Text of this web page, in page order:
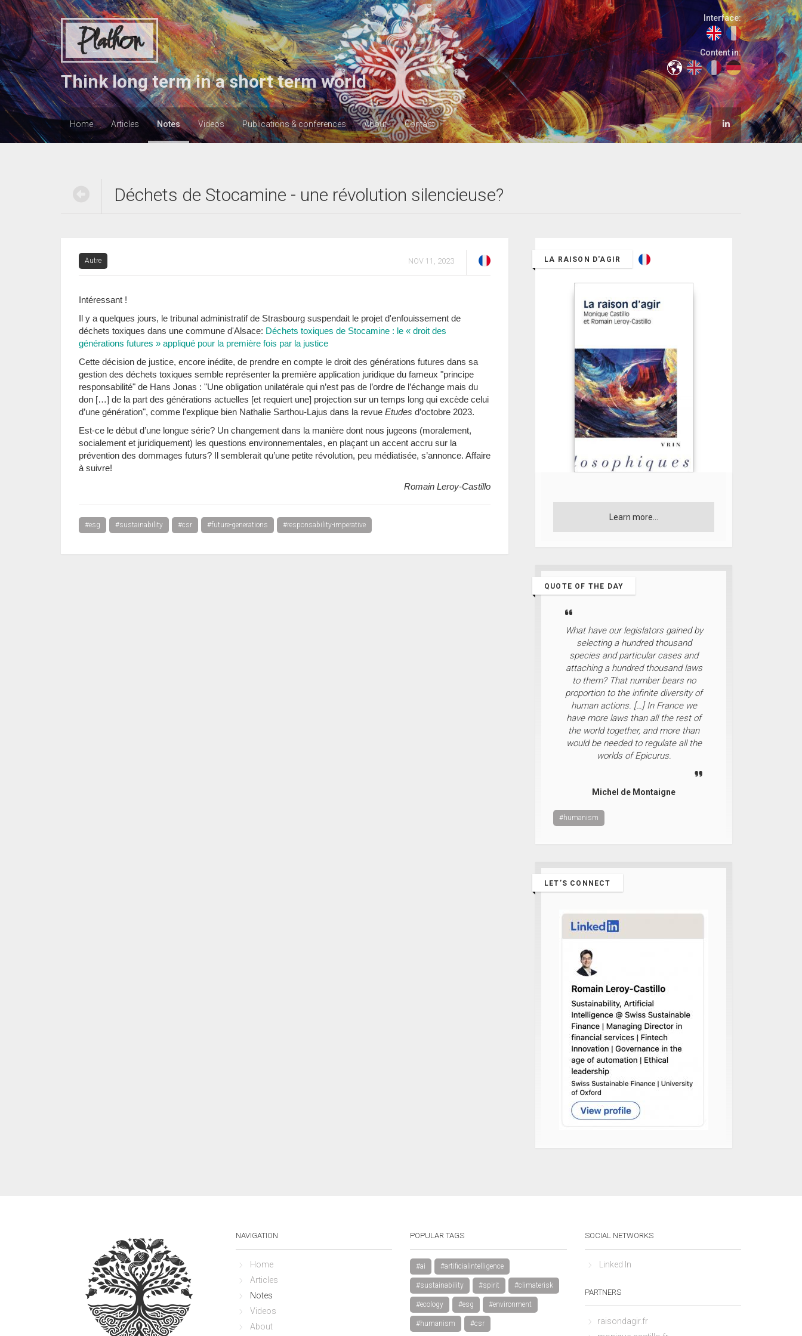
Plathon
Think long term in a short term world
Interface:
Content in:
Home Articles Notes Videos Publications & conferences About Contact
Déchets de Stocamine - une révolution silencieuse?
Autre NOV 11, 2023
Intéressant !
Il y a quelques jours, le tribunal administratif de Strasbourg suspendait le projet d'enfouissement de
déchets toxiques dans une commune d'Alsace: Déchets toxiques de Stocamine : le « droit des
générations futures » appliqué pour la première fois par la justice
Cette décision de justice, encore inédite, de prendre en compte le droit des générations futures dans sa
gestion des déchets toxiques semble représenter la première application juridique du fameux "principe
responsabilité" de Hans Jonas : "Une obligation unilatérale qui n’est pas de l’ordre de l’échange mais du
don […] de la part des générations actuelles [et requiert une] projection sur un temps long qui excède celui
d’une génération", comme l’explique bien Nathalie Sarthou-Lajus dans la revue Etudes d’octobre 2023.
Est-ce le début d’une longue série? Un changement dans la manière dont nous jugeons (moralement,
socialement et juridiquement) les questions environnementales, en plaçant un accent accru sur la
prévention des dommages futurs? Il semblerait qu’une petite révolution, peu médiatisée, s’annonce. Affaire
à suivre!
Romain Leroy-Castillo
#esg #sustainability #csr #future-generations #responsability-imperative
LA RAISON D'AGIR
Learn more...
QUOTE OF THE DAY
What have our legislators gained by
selecting a hundred thousand
species and particular cases and
attaching a hundred thousand laws
to them? That number bears no
proportion to the infinite diversity of
human actions. […] In France we
have more laws than all the rest of
the world together, and more than
would be needed to regulate all the
worlds of Epicurus.
Michel de Montaigne
#humanism
LET’S CONNECT
NAVIGATION
Home
Articles
Notes
Videos
About
POPULAR TAGS
#ai #artificialintelligence
#sustainability #spirit #climaterisk
#ecology #esg #environment
#humanism #csr
SOCIAL NETWORKS
Linked In
PARTNERS
raisondagir.fr